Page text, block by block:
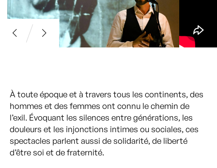
À toute époque et à travers tous les continents, des
hommes et des femmes ont connu le chemin de
l’exil. Évoquant les silences entre générations, les
douleurs et les injonctions intimes ou sociales, ces
spectacles parlent aussi de solidarité, de liberté
d’être soi et de fraternité.